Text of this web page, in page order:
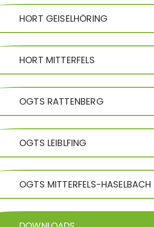
HORT GEISELHÖRING
HORT MITTERFELS
OGTS RATTENBERG
OGTS LEIBLFING
OGTS MITTERFELS-HASELBACH